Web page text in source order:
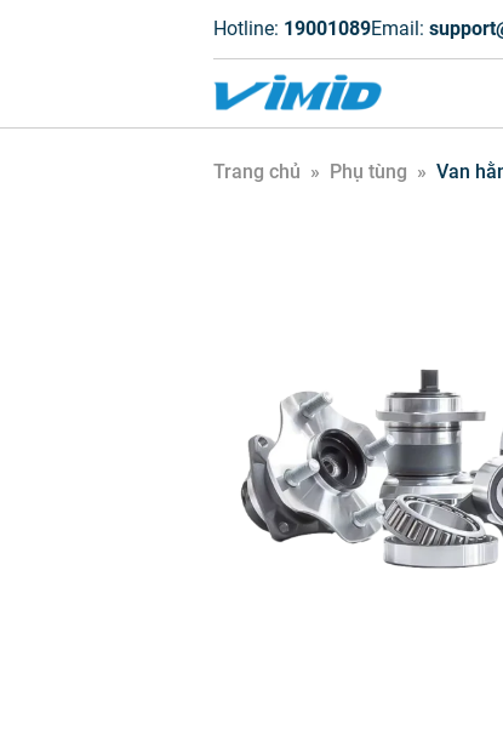
Hotline: 19001089Email:
Trang chủ » Phụ tùng » Van